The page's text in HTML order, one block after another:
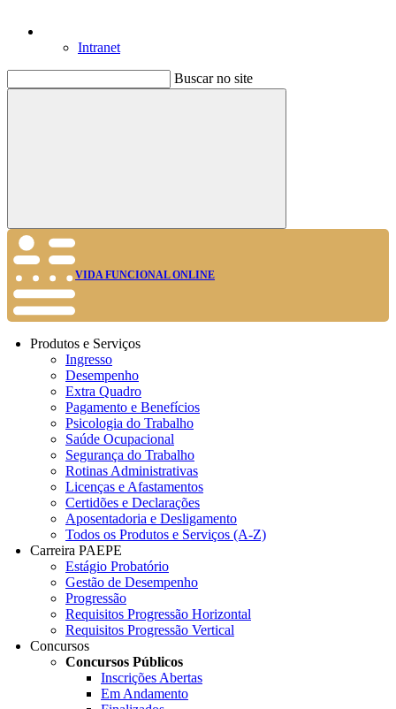
Intranet
Buscar no site
Buscar
VIDA FUNCIONAL ONLINE
Produtos e Serviços
Ingresso
Desempenho
Extra Quadro
Pagamento e Benefícios
Psicologia do Trabalho
Saúde Ocupacional
Segurança do Trabalho
Rotinas Administrativas
Licenças e Afastamentos
Certidões e Declarações
Aposentadoria e Desligamento
Todos os Produtos e Serviços (A-Z)
Carreira PAEPE
Estágio Probatório
Gestão de Desempenho
Progressão
Requisitos Progressão Horizontal
Requisitos Progressão Vertical
Concursos
Concursos Públicos
Inscrições Abertas
Em Andamento